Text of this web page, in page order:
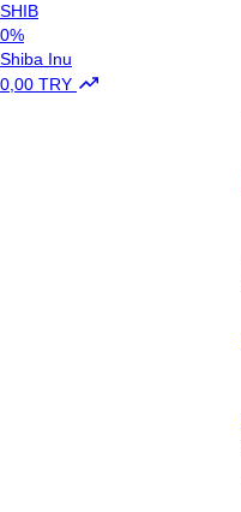
SHIB
0%
Shiba Inu
0,00 TRY